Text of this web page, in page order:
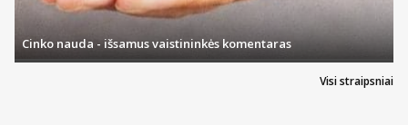
Visi straipsniai
Cinko nauda - išsamus vaistininkės komentaras